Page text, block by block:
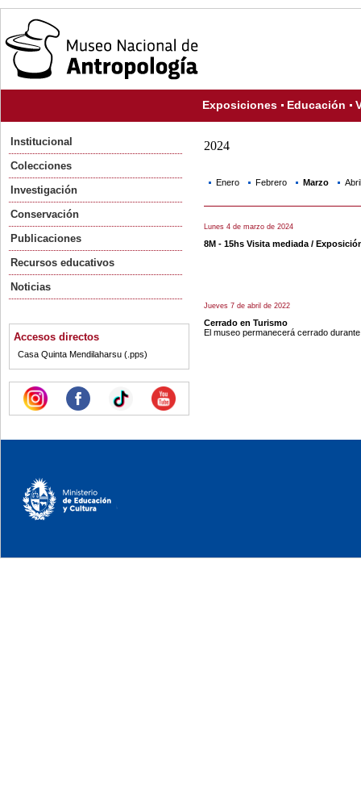
Exposiciones Educación
Institucional
Colecciones
Investigación
Conservación
Publicaciones
Recursos educativos
Noticias
Accesos directos
Casa Quinta Mendilaharsu (.pps)
2024
Enero Febrero Marzo Abril
Lunes 4 de marzo de 2024
8M - 15hs Visita mediada /
Jueves 7 de abril de 2022
Cerrado en Turismo
El museo permanecerá cerrado